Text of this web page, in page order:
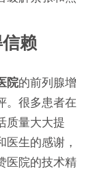
赖
院的前列腺增
。很多患者在
质量大大提
生的感谢，
医院的技术精